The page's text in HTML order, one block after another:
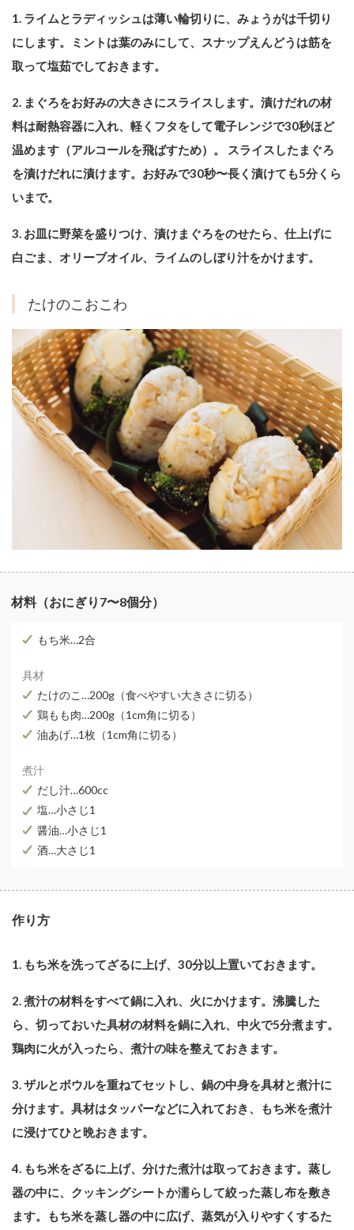
1. ライムとラディッシュは薄い輪切りに、みょうがは千切り
にします。ミントは葉のみにして、スナップえんどうは筋を
取って塩茹でしておきます。
2. まぐろをお好みの大きさにスライスします。漬けだれの材
料は耐熱容器に入れ、軽くフタをして電子レンジで30秒ほど
温めます（アルコールを飛ばすため）。 スライスしたまぐろ
を漬けだれに漬けます。お好みで30秒〜長く漬けても5分くら
いまで。
3. お皿に野菜を盛りつけ、漬けまぐろをのせたら、仕上げに
白ごま、オリーブオイル、ライムのしぼり汁をかけます。
たけのこおこわ
材料（おにぎり7〜8個分）
もち米…2合
具材
たけのこ…200g（食べやすい大きさに切る）
鶏もも肉…200g（1cm角に切る）
油あげ…1枚（1cm角に切る）
煮汁
だし汁…600cc
塩…小さじ1
醤油…小さじ1
酒…大さじ1
作り方
1. もち米を洗ってざるに上げ、30分以上置いておきます。
2. 煮汁の材料をすべて鍋に入れ、火にかけます。沸騰した
ら、切っておいた具材の材料を鍋に入れ、中火で5分煮ます。
鶏肉に火が入ったら、煮汁の味を整えておきます。
3. ザルとボウルを重ねてセットし、鍋の中身を具材と煮汁に
分けます。具材はタッパーなどに入れておき、もち米を煮汁
に浸けてひと晩おきます。
4. もち米をざるに上げ、分けた煮汁は取っておきます。蒸し
器の中に、クッキングシートか濡らして絞った蒸し布を敷き
ます。もち米を蒸し器の中に広げ、蒸気が入りやすくするた